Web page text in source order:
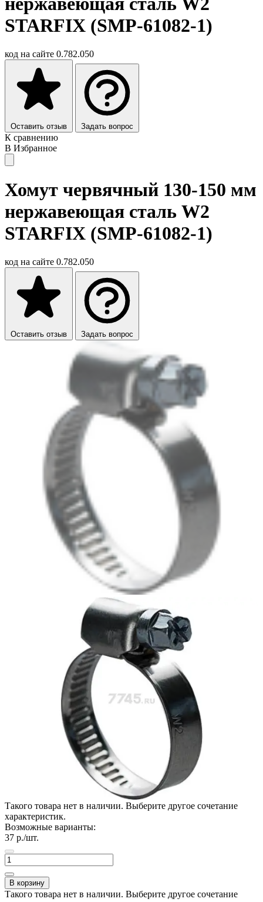
STARFIX (SMP-61082-1)
код на сайте 0.782.050
Оставить отзыв Задать вопрос
К сравнению
В Избранное
Хомут червячный 130-150 мм
нержавеющая сталь W2
STARFIX (SMP-61082-1)
код на сайте 0.782.050
Оставить отзыв Задать вопрос
Такого товара нет в наличии. Выберите другое сочетание
характеристик.
Возможные варианты:
37 р./шт.
В корзину
Такого товара нет в наличии. Выберите другое сочетание